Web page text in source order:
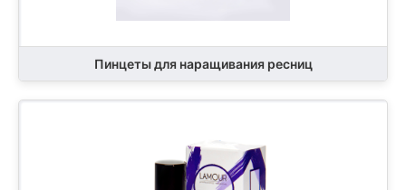
Пинцеты для наращивания ресниц